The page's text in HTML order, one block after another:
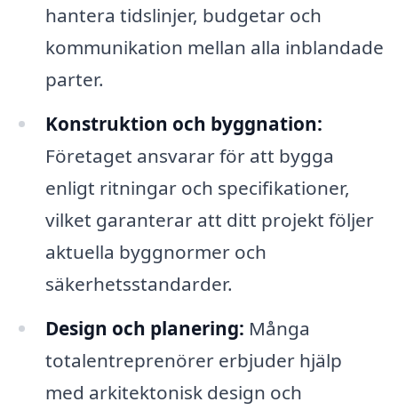
hantera tidslinjer, budgetar och
kommunikation mellan alla inblandade
parter.
Konstruktion och byggnation:
Företaget ansvarar för att bygga
enligt ritningar och specifikationer,
vilket garanterar att ditt projekt följer
aktuella byggnormer och
säkerhetsstandarder.
Design och planering: Många
totalentreprenörer erbjuder hjälp
med arkitektonisk design och